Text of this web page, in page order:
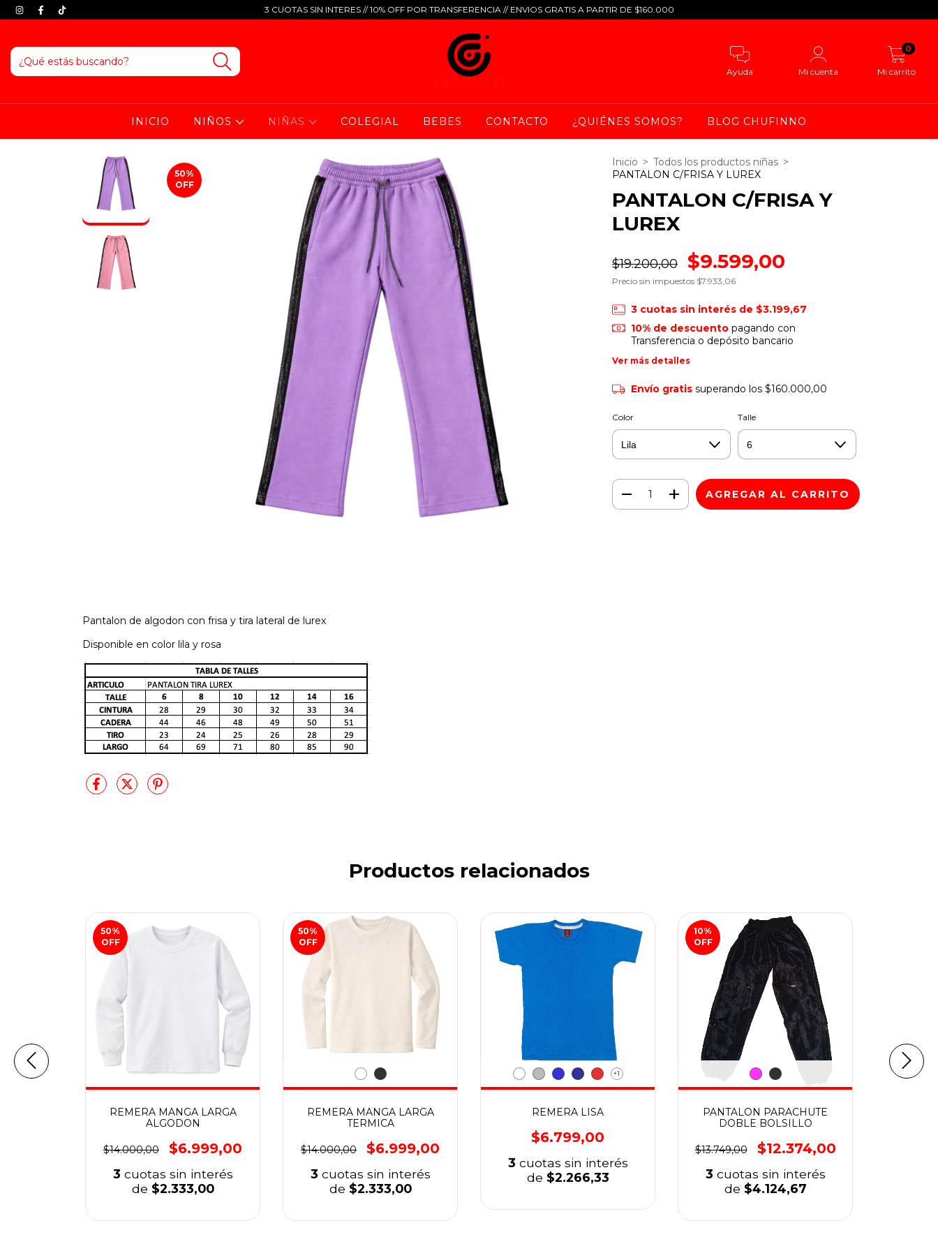
3 CUOTAS SIN INTERES // 10% OFF POR TRANSFERENCIA // ENVIOS GRATIS A PARTIR DE $160.000
Ayuda Mi cuenta Mi carrito
0
INICIO NIÑOS NIÑAS COLEGIAL BEBES CONTACTO ¿QUIÉNES SOMOS? BLOG CHUFINNO
50%
OFF
Pantalon de algodon con frisa y tira lateral de lurex
Disponible en color lila y rosa
Inicio > Todos los productos niñas >
PANTALON C/FRISA Y LUREX
PANTALON C/FRISA Y
LUREX
$19.200,00 $9.599,00
Precio sin impuestos $7.933,06
3 cuotas sin interés de $3.199,67
10% de descuentopagando con
Transferencia o depósito bancario
Ver más detalles
Envío gratis superando los $160.000,00
Color Talle
Productos relacionados
50%
OFF
REMERA MANGA LARGA
ALGODON
$14.000,00 $6.999,00
3 cuotas sin interés
de $2.333,00
50%
OFF
REMERA MANGA LARGA
TERMICA
$14.000,00 $6.999,00
3 cuotas sin interés
de $2.333,00
+1
REMERA LISA
$6.799,00
3 cuotas sin interés
de $2.266,33
10%
OFF
PANTALON PARACHUTE
DOBLE BOLSILLO
$13.749,00 $12.374,00
3 cuotas sin interés
de $4.124,67